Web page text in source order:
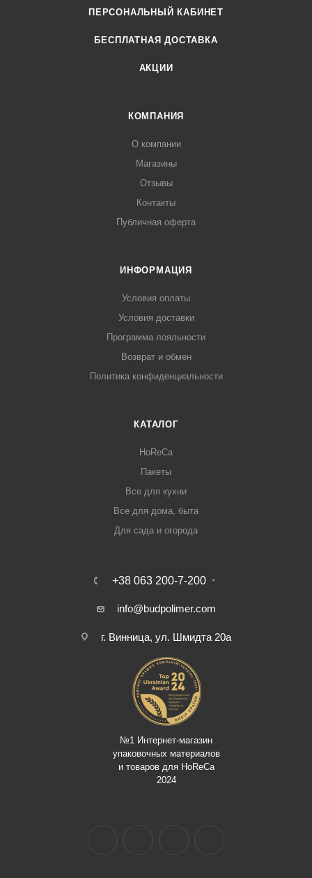
ПЕРСОНАЛЬНЫЙ КАБИНЕТ
БЕСПЛАТНАЯ ДОСТАВКА
АКЦИИ
КОМПАНИЯ
О компании
Магазины
Отзывы
Контакты
Публичная оферта
ИНФОРМАЦИЯ
Условия оплаты
Условия доставки
Программа лояльности
Возврат и обмен
Политика конфиденциальности
КАТАЛОГ
HoReCa
Пакеты
Все для кухни
Все для дома, быта
Для сада и огорода
+38 063 200-7-200
info@budpolimer.com
г. Винница, ул. Шмидта 20а
№1 Интернет-магазин
упаковочных материалов
и товаров для HoReCa
2024